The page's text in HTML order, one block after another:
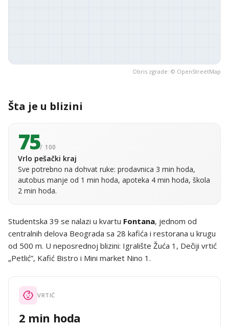
Obris zgrade: © OpenStreetMap
Šta je u blizini
75/ 100
Vrlo pešački kraj
Sve potrebno na dohvat ruke: prodavnica 3 min hoda,
autobus manje od 1 min hoda, apoteka 4 min hoda, škola
2 min hoda.
Studentska 39 se nalazi u kvartu Fontana, jednom od
centralnih delova Beograda sa 28 kafića i restorana u krugu
od 500 m. U neposrednoj blizini: Igralište Žuća 1, Dečiji vrtić
„Petlić”, Kafić Bistro i Mini market Nino 1.
VRTIĆ
2 min hoda